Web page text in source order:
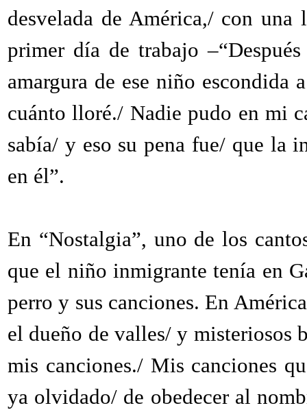
desvelada de América,/ con
primer día de trabajo
amargura de ese niño escondida
cuánto lloré./ Nadie pudo en mi
sabía/ y eso su pena fue/ que la
en él”.
En “Nostalgia”, uno de los
que el niño inmigrante tenía en
perro y sus canciones. En
el dueño de valles/ y misteriosos
mis canciones./ Mis canciones
ya olvidado/ de obedecer al